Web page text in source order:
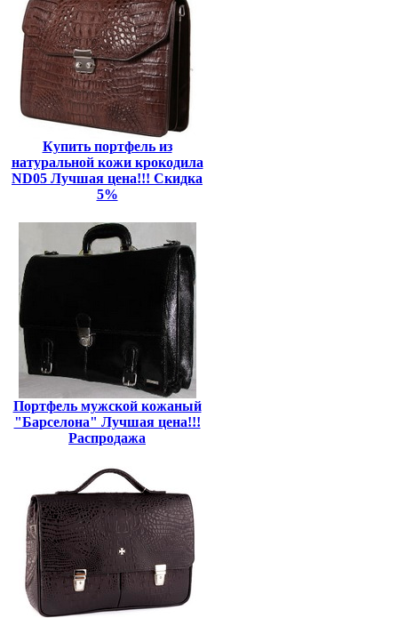
Купить портфель из
натуральной кожи крокодила
ND05 Лучшая цена!!! Скидка
5%
Портфель мужской кожаный
"Барселона" Лучшая цена!!!
Распродажа